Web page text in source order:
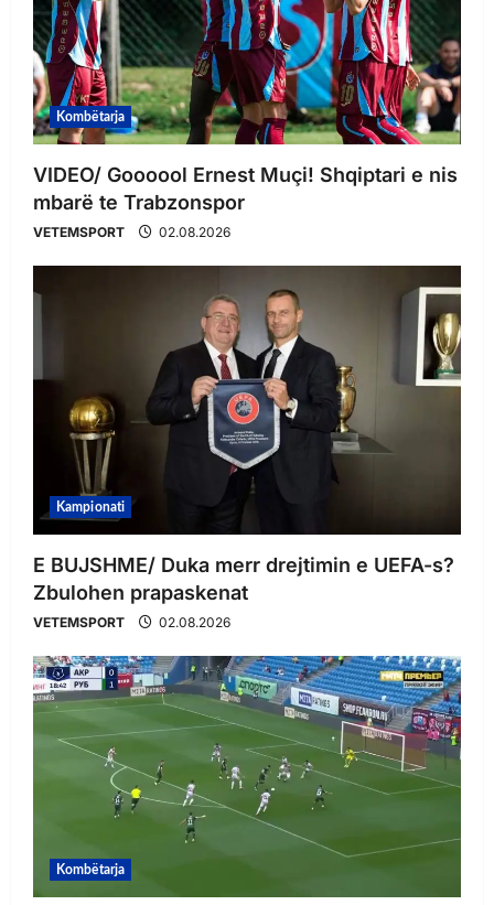
Kombëtarja
VIDEO/ Goooool Ernest Muçi! Shqiptari e nis
mbarë te Trabzonspor
VETEMSPORT 02.08.2026
Kampionati
E BUJSHME/ Duka merr drejtimin e UEFA-s?
Zbulohen prapaskenat
VETEMSPORT 02.08.2026
Kombëtarja